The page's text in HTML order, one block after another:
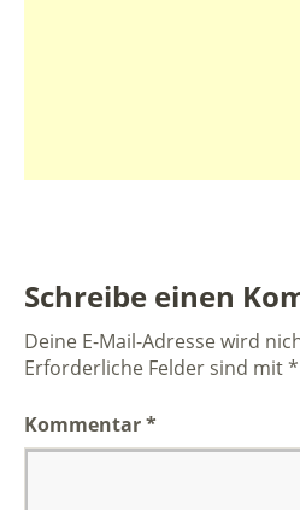
Schreibe einen
Deine E-Mail-Adresse wird
Erforderliche Felder sind mit*
Kommentar*